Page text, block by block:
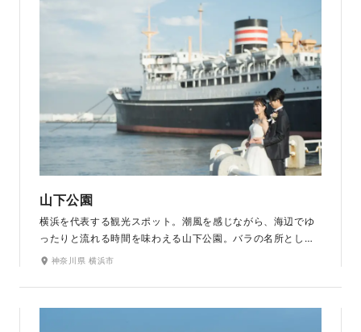
山下公園
横浜を代表する観光スポット。潮風を感じながら、海辺でゆ
ったりと流れる時間を味わえる山下公園。バラの名所として
も有名で、「未来のバラ園」は毎年春と秋に色とりどりのバラ
開放感ある海の眺めが魅力の撮影スポットです。
神奈川県 横浜市